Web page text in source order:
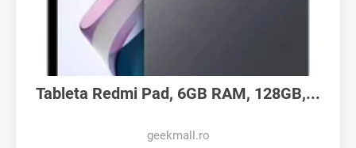
Tableta Redmi Pad, 6GB RAM, 128GB,...
geekmall.ro